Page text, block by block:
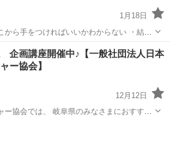
1月18日
から手をつければいいかわからない ・結
生活が変わるイベントの予定がある ・そろ
片づけ
企画講座開催中♪【一般社団法人日本
ー協会】
12月12日
ー協会では、 岐阜県のみなさまにおすすめ